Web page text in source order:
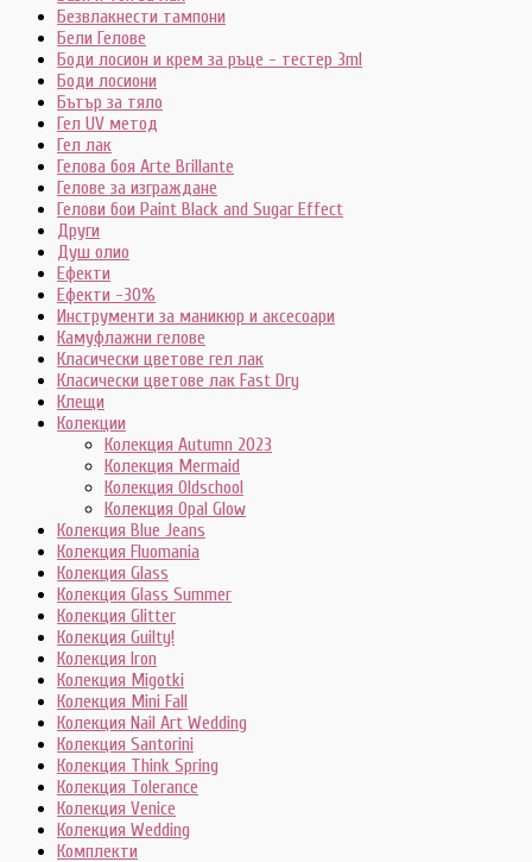
Безвлакнести тампони
Бели Гелове
Боди лосион и крем за ръце - тестер 3ml
Боди лосиони
Бътър за тяло
Гел UV метод
Гел лак
Гелова боя Arte Brillante
Гелове за изграждане
Гелови бои Paint Black and Sugar Effect
Други
Душ олио
Ефекти
Ефекти -30%
Инструменти за маникюр и аксесоари
Камуфлажни гелове
Класически цветове гел лак
Класически цветове лак Fast Dry
Клещи
Колекции
Колекция Autumn 2023
Колекция Mermaid
Колекция Oldschool
Колекция Opal Glow
Колекция Blue Jeans
Колекция Fluomania
Колекция Glass
Колекция Glass Summer
Колекция Glitter
Колекция Guilty!
Колекция Iron
Колекция Migotki
Колекция Mini Fall
Колекция Nail Art Wedding
Колекция Santorini
Колекция Think Spring
Колекция Tolerance
Колекция Venice
Колекция Wedding
Комплекти